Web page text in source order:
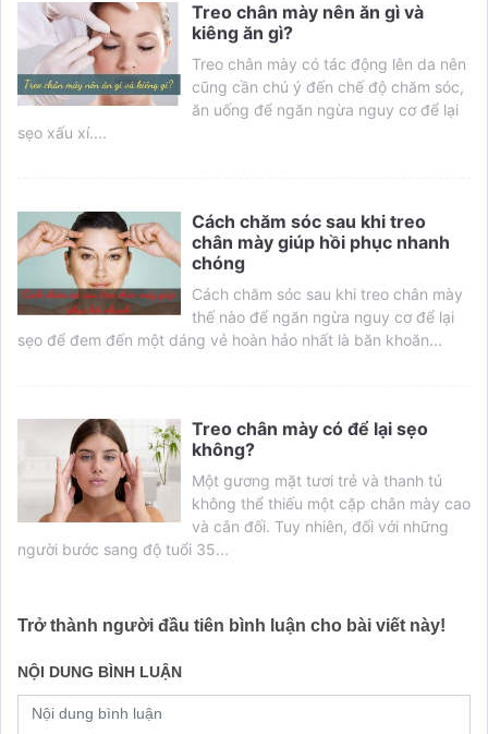
Treo chân mày nên ăn gì và
kiêng ăn gì?
Treo chân mày có tác động lên da nên
cũng cần chú ý đến chế độ chăm sóc,
ăn uống để ngăn ngừa nguy cơ để lại
sẹo xấu xí....
Cách chăm sóc sau khi treo
chân mày giúp hồi phục nhanh
chóng
Cách chăm sóc sau khi treo chân mày
thế nào để ngăn ngừa nguy cơ để lại
sẹo để đem đến một dáng vẻ hoàn hảo nhất là băn khoăn...
Treo chân mày có để lại sẹo
không?
Một gương mặt tươi trẻ và thanh tú
không thể thiếu một cặp chân mày cao
và cân đối. Tuy nhiên, đối với những
người bước sang độ tuổi 35...
Trở thành người đầu tiên bình luận cho bài viết này!
NỘI DUNG BÌNH LUẬN